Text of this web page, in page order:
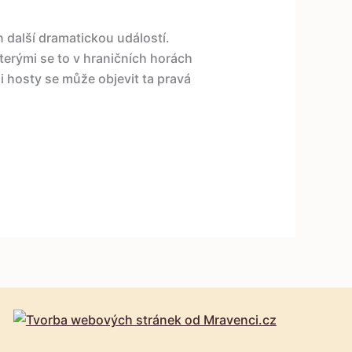
další dramatickou událostí.
se to v hraničních horách
hosty se může objevit ta pravá